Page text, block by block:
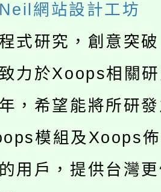
場!
1時於龍潭區
桃局內行報名
27日，桃園電
園市運動會8/
游泳池舉行。
收入戶享有免
，中低收入戶
教育及科技中
Neil網站設計工坊
式研究，創意突
力於Xoops相關
，希望能將所研
模組及Xoops
用戶，提供台灣